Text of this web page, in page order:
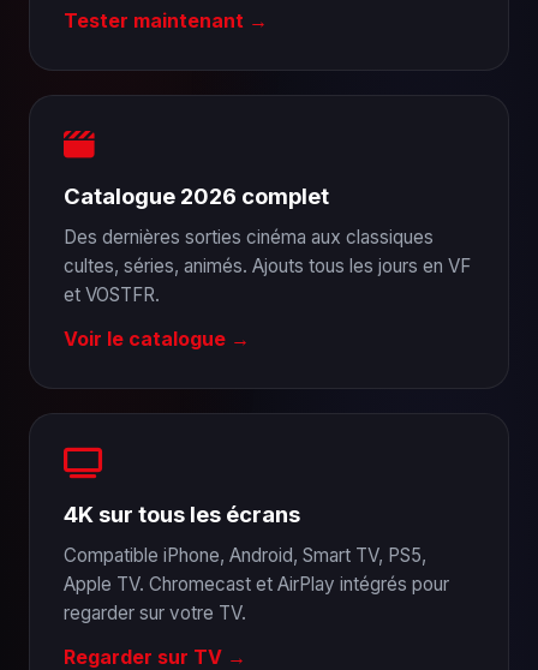
Tester maintenant →
Catalogue 2026 complet
Des dernières sorties cinéma aux classiques
cultes, séries, animés. Ajouts tous les jours en VF
et VOSTFR.
Voir le catalogue →
4K sur tous les écrans
Compatible iPhone, Android, Smart TV, PS5,
Apple TV. Chromecast et AirPlay intégrés pour
regarder sur votre TV.
Regarder sur TV →